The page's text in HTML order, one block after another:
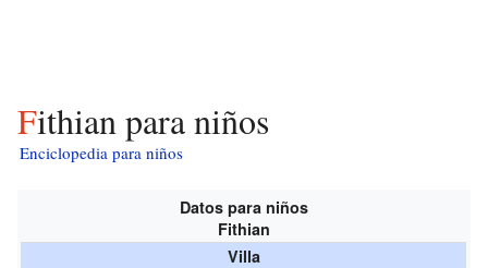
Fithian para niños
Enciclopedia para niños
Datos para niños
Fithian
Villa